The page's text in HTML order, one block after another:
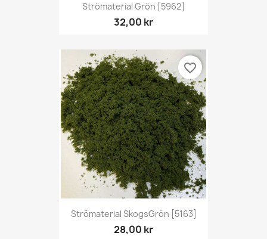
Strömaterial Grön [5962]
32,00 kr
Strömaterial SkogsGrön [5163]
28,00 kr
favorite_border